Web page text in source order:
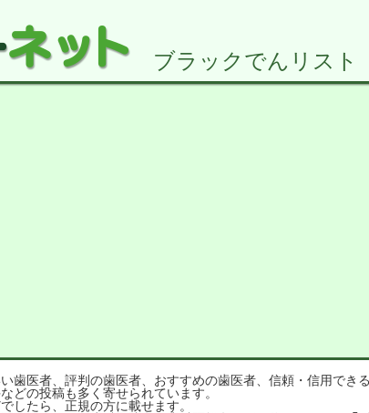
ブラックでんリス
歯医者、評判の歯医者、おすすめの歯医者、信頼・信用でき
どの投稿も多く寄せられています。
したら、正規の方に載せます。